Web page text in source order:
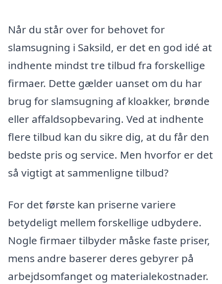
Når du står over for behovet for
slamsugning i Saksild, er det en god idé at
indhente mindst tre tilbud fra forskellige
firmaer. Dette gælder uanset om du har
brug for slamsugning af kloakker, brønde
eller affaldsopbevaring. Ved at indhente
flere tilbud kan du sikre dig, at du får den
bedste pris og service. Men hvorfor er det
så vigtigt at sammenligne tilbud?
For det første kan priserne variere
betydeligt mellem forskellige udbydere.
Nogle firmaer tilbyder måske faste priser,
mens andre baserer deres gebyrer på
arbejdsomfanget og materialekostnader.